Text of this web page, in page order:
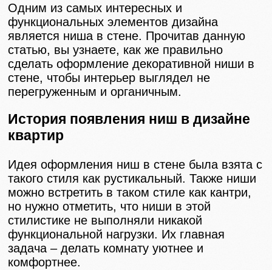
Одним из самых интересных и
функциональных элементов дизайна
является ниша в стене. Прочитав данную
статью, вы узнаете, как же правильно
сделать оформление декоративной ниши в
стене, чтобы интерьер выглядел не
перегруженным и органичным.
История появления ниш в дизайне
квартир
Идея оформления ниш в стене была взята с
такого стиля как рустикальный. Также ниши
можно встретить в таком стиле как кантри,
но нужно отметить, что ниши в этой
стилистике не выполняли никакой
функциональной нагрузки. Их главная
задача – делать комнату уютнее и
комфортнее.